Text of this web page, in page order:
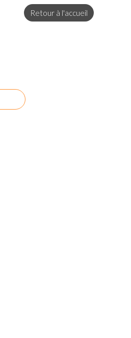
Retour à l'accueil